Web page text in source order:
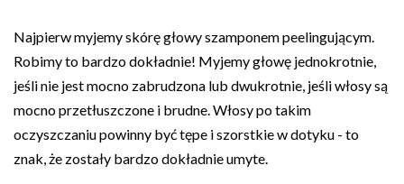
Najpierw myjemy skórę głowy szamponem peelingującym.
Robimy to bardzo dokładnie! Myjemy głowę jednokrotnie,
jeśli nie jest mocno zabrudzona lub dwukrotnie, jeśli włosy są
mocno przetłuszczone i brudne. Włosy po takim
oczyszczaniu powinny być tępe i szorstkie w dotyku - to
znak, że zostały bardzo dokładnie umyte.